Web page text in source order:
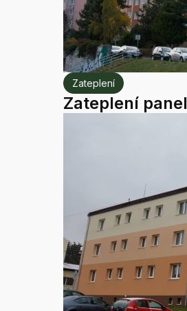
Zateplení
Zateplení